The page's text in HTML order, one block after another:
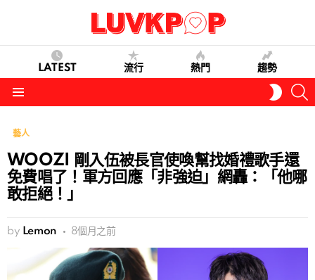
LATEST 流行 熱門 趨勢
SKIN
藝人
WOOZI 剛入伍被長官使喚幫找婚禮歌手還
免費唱了！軍方回應「非強迫」網轟：「他哪
敢拒絕！」
by Lemon 8個月之前